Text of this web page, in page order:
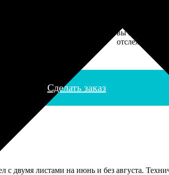
вы получите
отслеживания.
Сделать заказ
двумя листами на июнь и без августа.